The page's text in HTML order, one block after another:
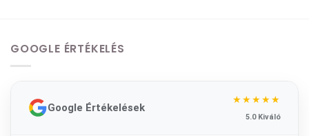
GOOGLE ÉRTÉKELÉS
Google Értékelések
★★★★★
5.0 Kiváló